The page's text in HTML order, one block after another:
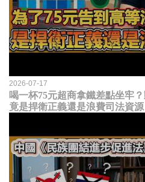
2026-07-17
喝一杯75元超商拿鐵差點坐牢
竟是捍衛正義還是浪費司法資源